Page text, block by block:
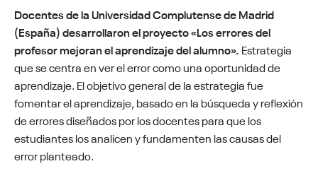
Docentes de la Universidad Complutense de Madrid
(España) desarrollaron el proyecto «Los errores del
profesor mejoran el aprendizaje del alumno». Estrategia
que se centra en ver el error como una oportunidad de
aprendizaje. El objetivo general de la estrategia fue
fomentar el aprendizaje, basado en la búsqueda y reflexión
de errores diseñados por los docentes para que los
estudiantes los analicen y fundamenten las causas del
error planteado.